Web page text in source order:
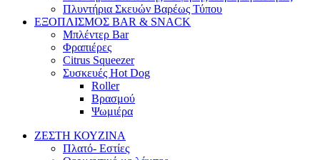
Πλυντήρια Σκευών Βαρέως Τύπου
ΕΞΟΠΛΙΣΜΟΣ BAR & SNACK
Μπλέντερ Bar
Φραπιέρες
Citrus Squeezer
Συσκευές Hot Dog
Roller
Βρασμού
Ψωμιέρα
ΖΕΣΤΗ ΚΟΥΖΙΝΑ
Πλατό- Εστίες